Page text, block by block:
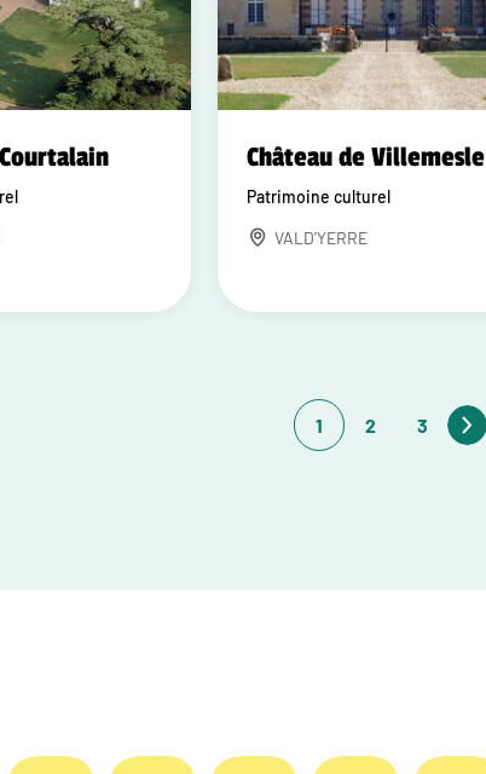
Château de Villemesle
Patrimoine culturel
VALD'YERRE
1 2 3